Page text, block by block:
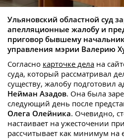
Ульяновский областной суд
апелляционные жалобу и
приговор бывшему
управления мэрии Валерию
Согласно карточке дела на
суда, который рассматривал
существу, жалобу подготовил
Нейман Азадов. Она была
следующий день после
Олега Олейника. Очевидно,
настаивает на ужесточении
рассчитывает как минимум на